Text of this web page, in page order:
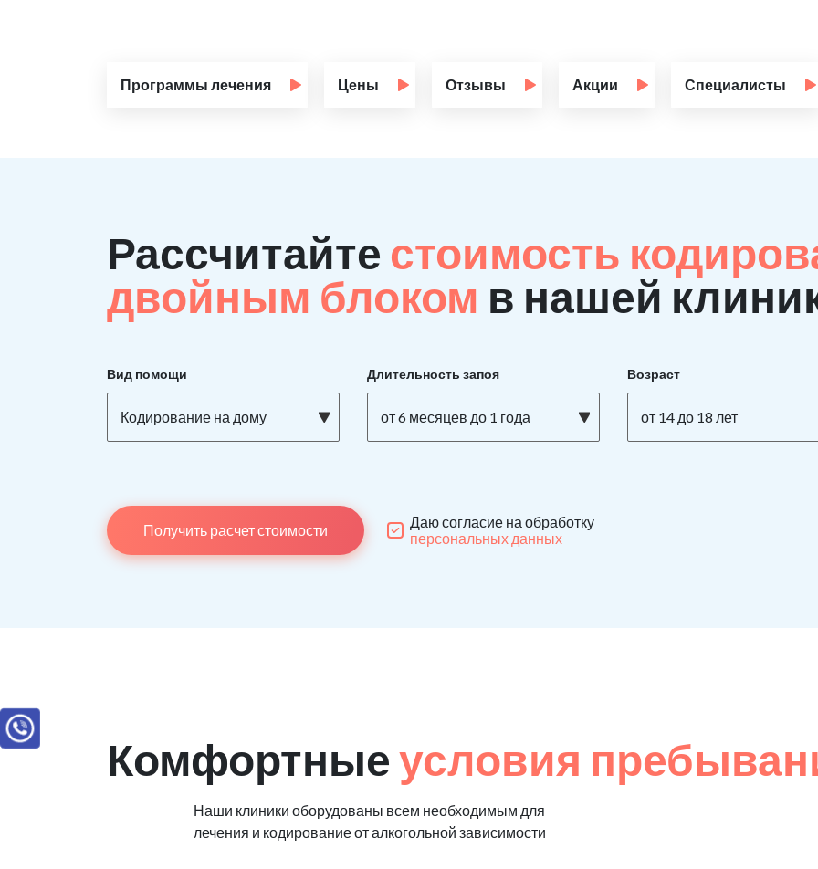
Программы лечения Цены Отзывы Акции Специалисты
Рассчитайте стоимость
двойным блоком в нашей
Вид помощи
Кодирование на дому
Длительность запоя
от 6 месяцев до 1 года
Возраст
от 14 до 18 лет
Получить расчет стоимости
Даю согласие на обработку
персональных данных
Комфортныеусловия
Наши клиники оборудованы всем необходимым для
лечения и кодирование от алкогольной зависимости